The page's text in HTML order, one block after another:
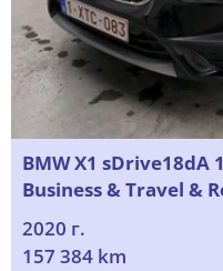
BMW X1 sDrive18dA
Business & Travel &
2020 г.
157 384 km